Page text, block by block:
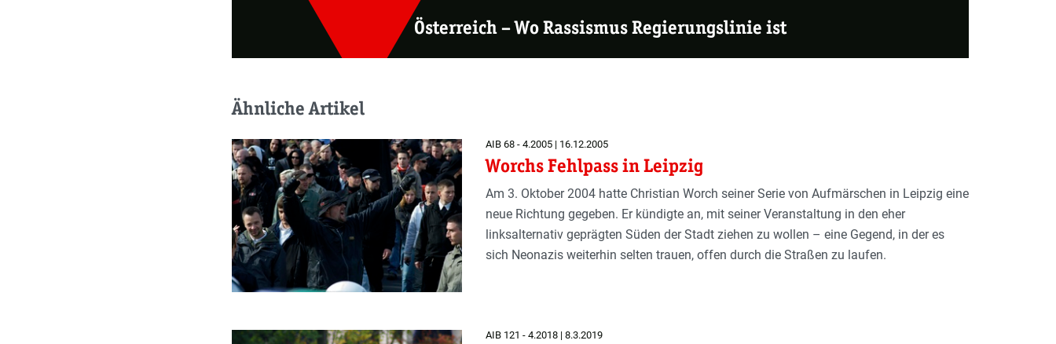
Österreich – Wo Rassismus Regierungslinie ist
Ähnliche Artikel
AIB 68 - 4.2005 | 16.12.2005
Worchs Fehlpass in Leipzig
Am 3. Oktober 2004 hatte Christian Worch seiner Serie von Aufmärschen in Leipzig eine
neue Richtung gegeben. Er kündigte an, mit seiner Veranstaltung in den eher
linksalternativ geprägten Süden der Stadt ziehen zu wollen – eine Gegend, in der es
sich Neonazis weiterhin selten trauen, offen durch die Straßen zu laufen.
AIB 121 - 4.2018 | 8.3.2019